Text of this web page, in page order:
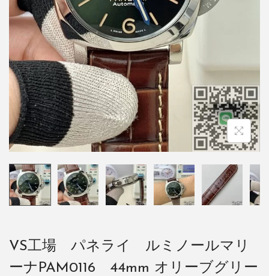
VS工場 パネライ ルミノールマリ
ーナPAM0116 44mm オリーブグリー